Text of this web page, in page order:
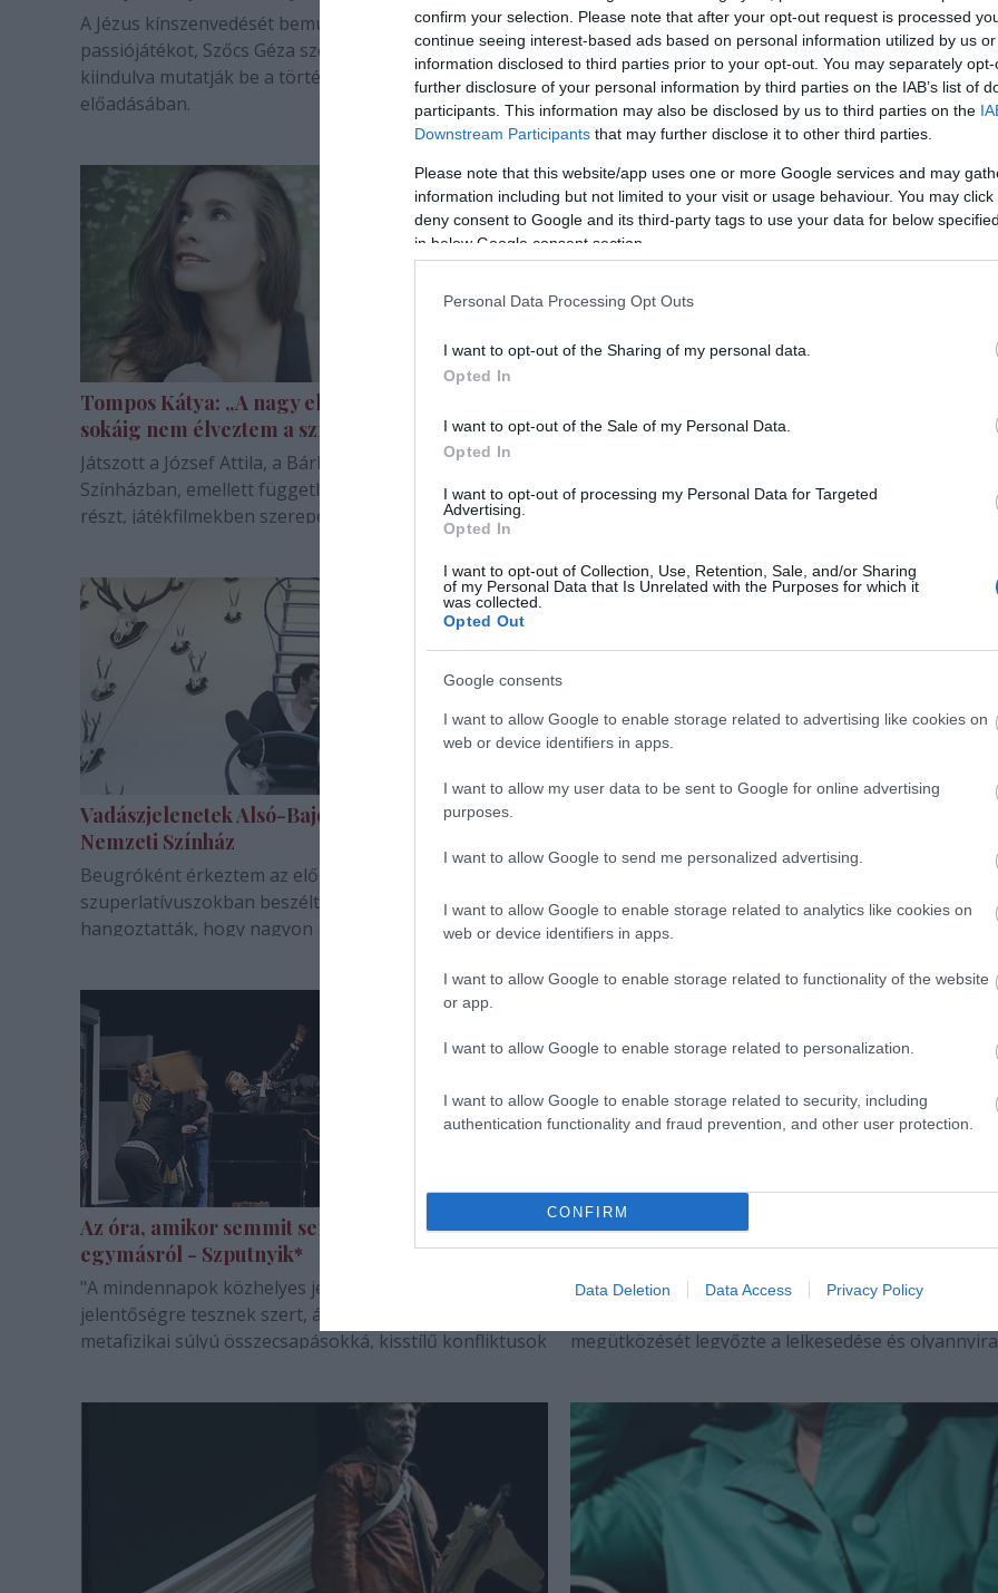
confirm your selection. Please note that after your opt-out request is processed
continue seeing interest-based ads based on personal information utilized by us
information disclosed to third parties prior to your opt-out. You may separately
further disclosure of your personal information by third parties on the IAB’s list of
participants. This information may also be disclosed by us to third parties on the
Downstream Participants that may further disclose it to other third parties.
Please note that this website/app uses one or more Google services and may
information including but not limited to your visit or usage behaviour. You may
deny consent to Google and its third-party tags to use your data for below
in below Google consent section.
Personal Data Processing Opt Outs
I want to opt-out of the Sharing of my personal data.
Opted In
I want to opt-out of the Sale of my Personal Data.
Opted In
I want to opt-out of processing my Personal Data for Targeted
Advertising.
Opted In
I want to opt-out of Collection, Use, Retention, Sale, and/or Sharing
of my Personal Data that Is Unrelated with the Purposes for which it
was collected.
Opted Out
Google consents
I want to allow Google to enable storage related to advertising like cookies on
web or device identifiers in apps.
I want to allow my user data to be sent to Google for online advertising
purposes.
I want to allow Google to send me personalized advertising.
I want to allow Google to enable storage related to analytics like cookies on
web or device identifiers in apps.
I want to allow Google to enable storage related to functionality of the website
or app.
I want to allow Google to enable storage related to personalization.
I want to allow Google to enable storage related to security, including
authentication functionality and fraud prevention, and other user protection.
CONFIRM
Data Deletion Data Access Privacy Policy
A Jézus kínszenvedését bemutató első rész megidézi a
passiójátékot, Szőcs Géza szövegei pedig a mából
kiindulva mutatják be a történetet a Nemzeti Színház
előadásában.
A színház tíz éve elhunyt színészére emlékezik
23-án.
Tompos Kátya: „A nagy elvárások miatt
sokáig nem élveztem a színészetet”
Játszott a József Attila, a Bárka, most pedig a Nemzeti
Színházban, emellett független produkciókban vesz
részt, játékfilmekben szerepel – legújabban pedig
Ma reggel került ki az új éra első hivatalos
Vadászjelenetek Alsó-Bajorországból -
Nemzeti Színház
Beugróként érkeztem az előadásra, melyről
szuperlatívuszokban beszéltek ismerőseim és
hangoztatták, hogy nagyon nehéz rá jegyet szerezni
Ezért amikor az előadás kezdete előtt másfél órával
megtudtam, hogy van egy "feles" jegy, nem…
Színházra fókuszálunk általában, de ezt a labdát le
parlamenti performansz során követelte Alföldi
fejét, s ha már színházról beszél képviselőnk,
Az óra, amikor semmit sem tudtunk
egymásról - Szputnyik*
"A mindennapok közhelyes jelenetei rendkívüli
jelentőségre tesznek szert, átlagos csetepaték válnak
metafizikai súlyú összecsapásokká, kisstílű konfliktusok
A jég - a "filmzene"
mérhetetlen nyitottságáról tesz tanúbizonyságot,
megütközését legyőzte a lelkesedése és olyannyira